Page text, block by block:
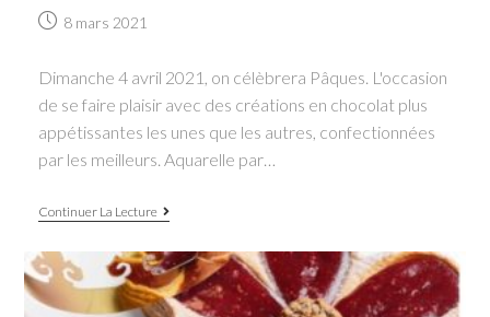
Post8 mars 2021
Dimanche 4 avril 2021, on célèbrera Pâques. L'occasion
de se faire plaisir avec des créations en chocolat plus
appétissantes les unes que les autres, confectionnées
par les meilleurs. Aquarelle par…
Continuer La Lecture
Pâques
les
créations
100%